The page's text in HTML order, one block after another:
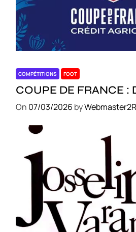
COMPÉTITIONS FOOT
COUPE DE FRANCE :
On 07/03/2026 by